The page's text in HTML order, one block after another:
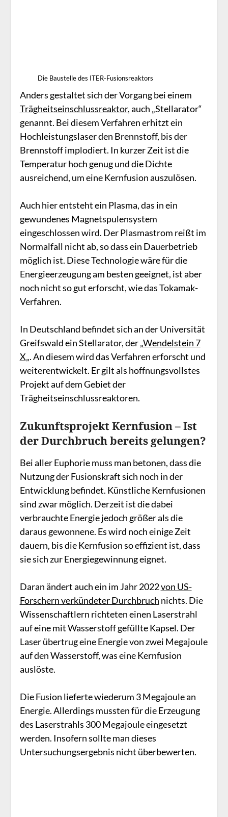
Die Baustelle des ITER-Fusionsreaktors
Anders gestaltet sich der Vorgang bei einem
Trägheitseinschlussreaktor, auch „Stellarator“
genannt. Bei diesem Verfahren erhitzt ein
Hochleistungslaser den Brennstoff, bis der
Brennstoff implodiert. In kurzer Zeit ist die
Temperatur hoch genug und die Dichte
ausreichend, um eine Kernfusion auszulösen.
Auch hier entsteht ein Plasma, das in ein
gewundenes Magnetspulensystem
eingeschlossen wird. Der Plasmastrom reißt im
Normalfall nicht ab, so dass ein Dauerbetrieb
möglich ist. Diese Technologie wäre für die
Energieerzeugung am besten geeignet, ist aber
noch nicht so gut erforscht, wie das Tokamak-
Verfahren.
In Deutschland befindet sich an der Universität
Greifswald ein Stellarator, der „Wendelstein 7
X„. An diesem wird das Verfahren erforscht und
weiterentwickelt. Er gilt als hoffnungsvollstes
Projekt auf dem Gebiet der
Trägheitseinschlussreaktoren.
Zukunftsprojekt Kernfusion – Ist
der Durchbruch bereits gelungen?
Bei aller Euphorie muss man betonen, dass die
Nutzung der Fusionskraft sich noch in der
Entwicklung befindet. Künstliche Kernfusionen
sind zwar möglich. Derzeit ist die dabei
verbrauchte Energie jedoch größer als die
daraus gewonnene. Es wird noch einige Zeit
dauern, bis die Kernfusion so effizient ist, dass
sie sich zur Energiegewinnung eignet.
Daran ändert auch ein im Jahr 2022von US-
Forschern verkündeter Durchbruch nichts. Die
Wissenschaftlern richteten einen Laserstrahl
auf eine mit Wasserstoff gefüllte Kapsel. Der
Laser übertrug eine Energie von zwei Megajoule
auf den Wasserstoff, was eine Kernfusion
auslöste.
Die Fusion lieferte wiederum 3 Megajoule an
Energie. Allerdings mussten für die Erzeugung
des Laserstrahls 300 Megajoule eingesetzt
werden. Insofern sollte man dieses
Untersuchungsergebnis nicht überbewerten.